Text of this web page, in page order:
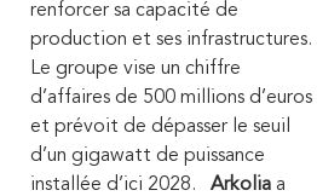
renforcer sa capacité de
production et ses infrastructures.
Le groupe vise un chiffre
d’affaires de 500 millions d’euros
et prévoit de dépasser le seuil
d’un gigawatt de puissance
installée d’ici 2028. Arkolia a